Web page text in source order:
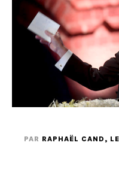
PAR RAPHAËL CAND ,